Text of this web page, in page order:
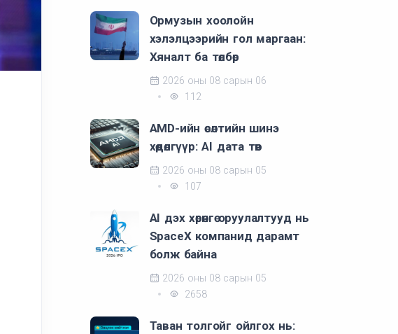
Ормузын хоолойн
хэлэлцээрийн гол маргаан:
Хяналт ба төлбөр
2026 оны 08 сарын 06
112
AMD-ийн өсөлтийн шинэ
хөдөлгүүр: AI дата төв
2026 оны 08 сарын 05
107
AI дэх хөрөнгө оруулалтууд нь
SpaceX компанид дарамт
болж байна
2026 оны 08 сарын 05
2658
Таван толгойг ойлгох нь: